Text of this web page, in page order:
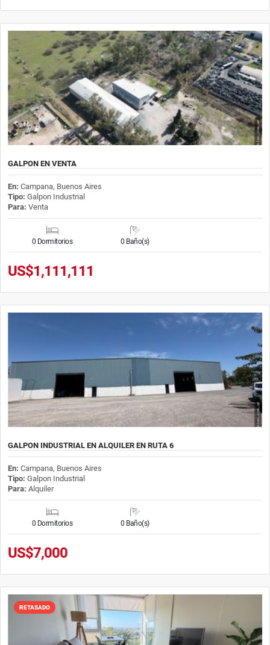
GALPON EN VENTA
En: Campana, Buenos Aires
Tipo: Galpon Industrial
Para: Venta
0 Dormitorios 0 Baño(s)
US$1,111,111
GALPON INDUSTRIAL EN ALQUILER EN RUTA 6
En: Campana, Buenos Aires
Tipo: Galpon Industrial
Para: Alquiler
0 Dormitorios 0 Baño(s)
US$7,000
RETASADO